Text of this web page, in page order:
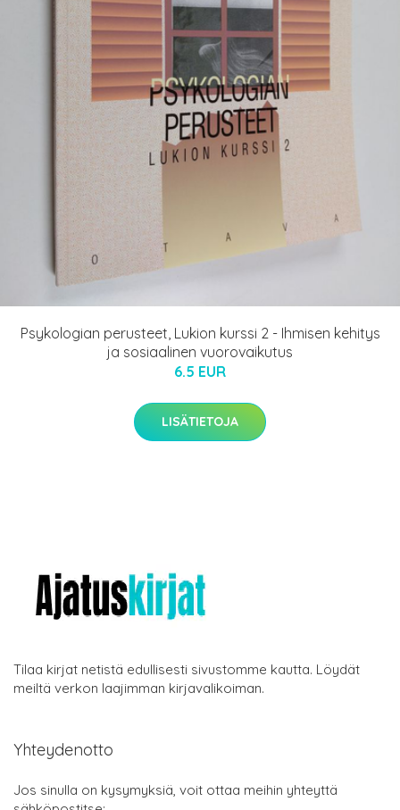
Psykologian perusteet, Lukion kurssi 2 - Ihmisen kehitys
ja sosiaalinen vuorovaikutus
6.5 EUR
LISÄTIETOJA
Tilaa kirjat netistä edullisesti sivustomme kautta. Löydät
meiltä verkon laajimman kirjavalikoiman.
Yhteydenotto
Jos sinulla on kysymyksiä, voit ottaa meihin yhteyttä